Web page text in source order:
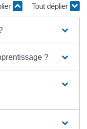
Tout déplier
?